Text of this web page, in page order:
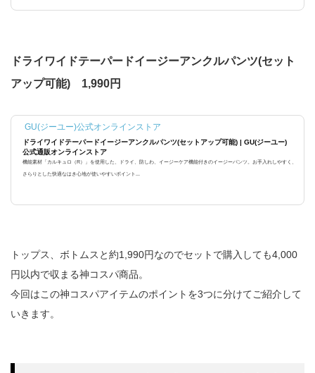
ドライワイドテーパードイージーアンクルパンツ(セット
アップ可能) 1,990円
GU(ジーユー)公式オンラインストア
ドライワイドテーパードイージーアンクルパンツ(セットアップ可能) | GU(ジーユー)
公式通販オンラインストア
機能素材「カルキュロ（R）」を使用した、ドライ、防しわ、イージーケア機能付きのイージーパンツ。お手入れしやすく、
さらりとした快適なはき心地が使いやすいポイント...
トップス、ボトムスと約1,990円なのでセットで購入しても4,000
円以内で収まる神コスパ商品。
今回はこの神コスパアイテムのポイントを3つに分けてご紹介して
いきます。